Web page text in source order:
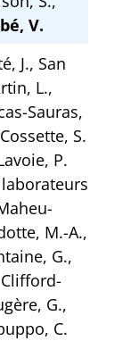
V.
J., San
L.,
Sauras,
S.
P.
M.-A.,
G.,
G.,
C.